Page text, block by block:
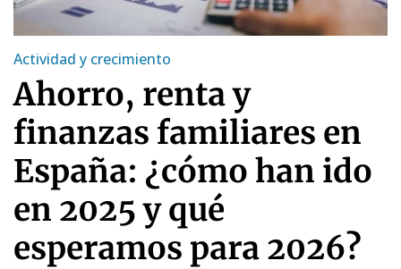
Actividad y crecimiento
Ahorro, renta y
finanzas familiares en
España: ¿cómo han ido
en 2025 y qué
esperamos para 2026?